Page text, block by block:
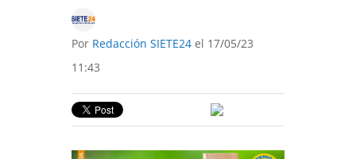
Por Redacción SIETE24 el 17/05/23
11:43